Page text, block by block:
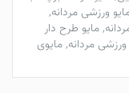
ورزشی مردانه,
,مایو طرح دار
ورزشی مردانه,مایوی